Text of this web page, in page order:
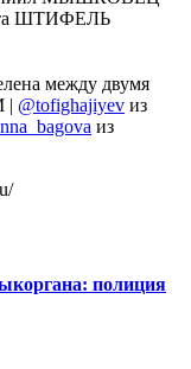
ШТИФЕЛЬ
между двумя
| @tofighajiyev из
из
полиция